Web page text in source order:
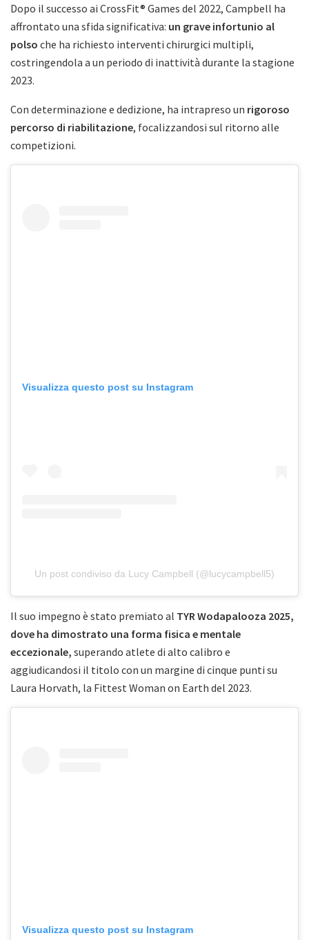
Dopo il successo ai CrossFit® Games del 2022, Campbell ha
affrontato una sfida significativa: un grave infortunio al
polso che ha richiesto interventi chirurgici multipli,
costringendola a un periodo di inattività durante la stagione
2023.
Con determinazione e dedizione, ha intrapreso un rigoroso
percorso di riabilitazione, focalizzandosi sul ritorno alle
competizioni.
Visualizza questo post su Instagram
Un post condiviso da Lucy Campbell (@lucycampbell5)
Il suo impegno è stato premiato al TYR Wodapalooza 2025,
dove ha dimostrato una forma fisica e mentale
eccezionale, superando atlete di alto calibro e
aggiudicandosi il titolo con un margine di cinque punti su
Laura Horvath, la Fittest Woman on Earth del 2023.
Visualizza questo post su Instagram